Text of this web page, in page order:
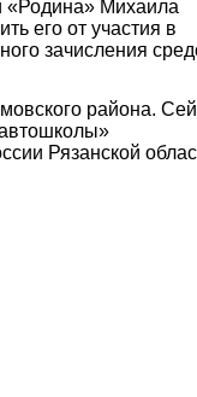
«Родина» Михаила
его от участия в
зачисления
района.
Рязанской